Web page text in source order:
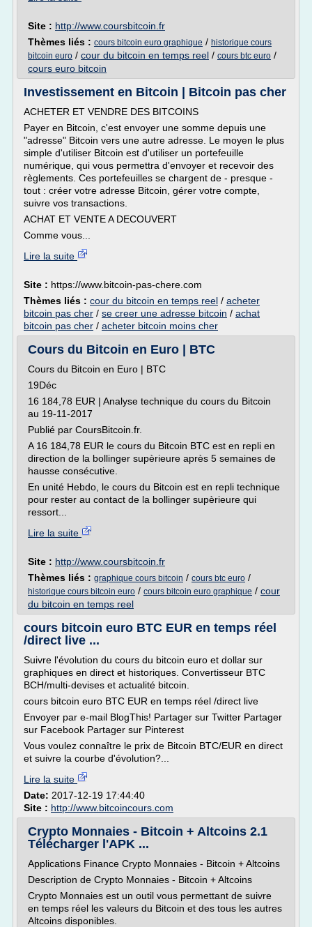
Site : http://www.coursbitcoin.fr
Thèmes liés : cours bitcoin euro graphique / historique cours
bitcoin euro / cour du bitcoin en temps reel / cours btc euro /
cours euro bitcoin
Investissement en Bitcoin | Bitcoin pas cher
ACHETER ET VENDRE DES BITCOINS
Payer en Bitcoin, c'est envoyer une somme depuis une
"adresse" Bitcoin vers une autre adresse. Le moyen le plus
simple d'utiliser Bitcoin est d'utiliser un portefeuille
numérique, qui vous permettra d'envoyer et recevoir des
règlements. Ces portefeuilles se chargent de - presque -
tout : créer votre adresse Bitcoin, gérer votre compte,
suivre vos transactions.
ACHAT ET VENTE A DECOUVERT
Comme vous...
Lire la suite
Site : https://www.bitcoin-pas-chere.com
Thèmes liés : cour du bitcoin en temps reel / acheter
bitcoin pas cher / se creer une adresse bitcoin / achat
bitcoin pas cher / acheter bitcoin moins cher
Cours du Bitcoin en Euro | BTC
Cours du Bitcoin en Euro | BTC
19Déc
16 184,78 EUR | Analyse technique du cours du Bitcoin
au 19-11-2017
Publié par CoursBitcoin.fr.
A 16 184,78 EUR le cours du Bitcoin BTC est en repli en
direction de la bollinger supèrieure après 5 semaines de
hausse consécutive.
En unité Hebdo, le cours du Bitcoin est en repli technique
pour rester au contact de la bollinger supèrieure qui
ressort...
Lire la suite
Site : http://www.coursbitcoin.fr
Thèmes liés : graphique cours bitcoin / cours btc euro /
historique cours bitcoin euro / cours bitcoin euro graphique / cour
du bitcoin en temps reel
cours bitcoin euro BTC EUR en temps réel
/direct live ...
Suivre l'évolution du cours du bitcoin euro et dollar sur
graphiques en direct et historiques. Convertisseur BTC
BCH/multi-devises et actualité bitcoin.
cours bitcoin euro BTC EUR en temps réel /direct live
Envoyer par e-mail BlogThis! Partager sur Twitter Partager
sur Facebook Partager sur Pinterest
Vous voulez connaître le prix de Bitcoin BTC/EUR en direct
et suivre la courbe d'évolution?...
Lire la suite
Date: 2017-12-19 17:44:40
Site : http://www.bitcoincours.com
Crypto Monnaies - Bitcoin + Altcoins 2.1
Télécharger l'APK ...
Applications Finance Crypto Monnaies - Bitcoin + Altcoins
Description de Crypto Monnaies - Bitcoin + Altcoins
Crypto Monnaies est un outil vous permettant de suivre
en temps réel les valeurs du Bitcoin et des tous les autres
Altcoins disponibles.